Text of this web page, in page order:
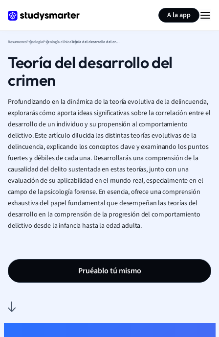
A la app
ResumenesPsicologíaPsicología clínica Teoría del desarrollo del crimen
Teoría del desarrollo del
crimen
Profundizando en la dinámica de la teoría evolutiva de la delincuencia,
explorarás cómo aporta ideas significativas sobre la correlación entre el
desarrollo de un individuo y su propensión al comportamiento
delictivo. Este artículo dilucida las distintas teorías evolutivas de la
delincuencia, explicando los conceptos clave y examinando los puntos
fuertes y débiles de cada una. Desarrollarás una comprensión de la
causalidad del delito sustentada en estas teorías, junto con una
evaluación de su aplicabilidad en el mundo real, especialmente en el
campo de la psicología forense. En esencia, ofrece una comprensión
exhaustiva del papel fundamental que desempeñan las teorías del
desarrollo en la comprensión de la progresión del comportamiento
delictivo desde la infancia hasta la edad adulta.
Pruéablo tú mismo
Resumir página